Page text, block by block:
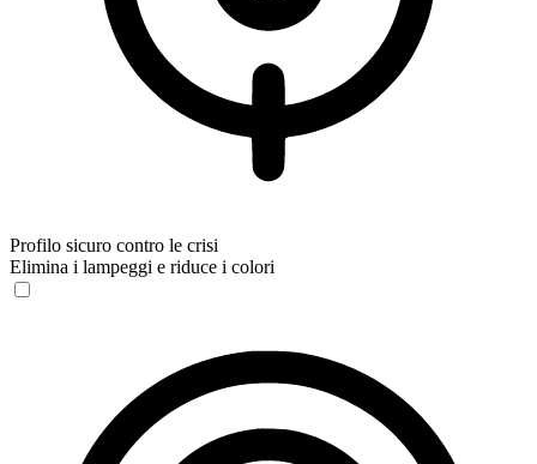
Profilo sicuro contro le crisi
Elimina i lampeggi e riduce i colori